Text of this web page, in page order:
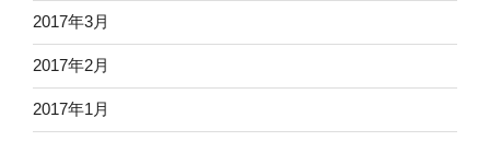
2017年3月
2017年2月
2017年1月